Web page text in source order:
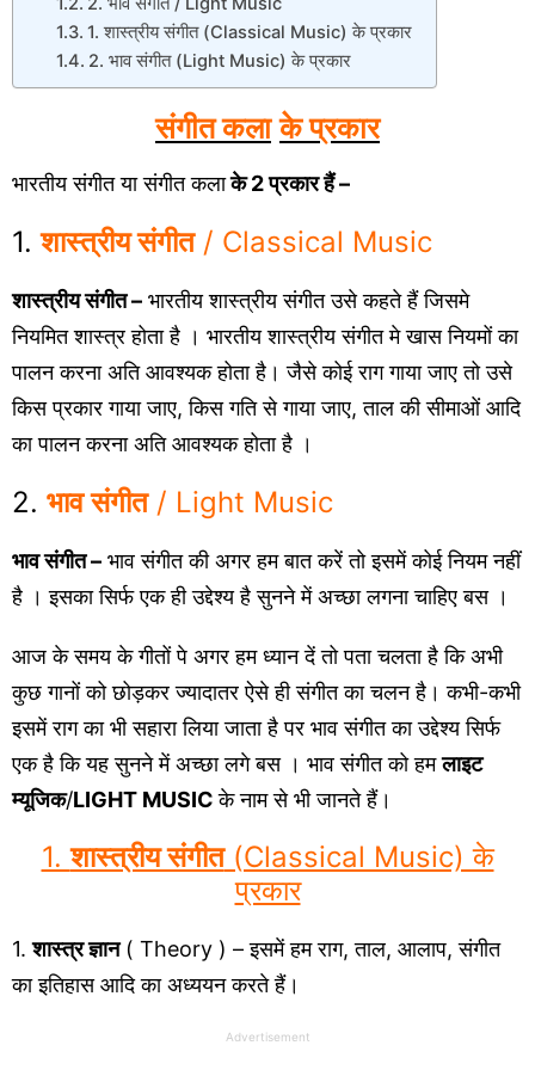
1. शास्त्रीय संगीत (Classical Music) के प्रकार
2. भाव संगीत (Light Music) के प्रकार
संगीत कला के प्रकार
भारतीय संगीत या संगीत कलाके 2 प्रकार हैं –
1.शास्त्रीय संगीत/ Classical Music
शास्त्रीय संगीत – भारतीय शास्त्रीय संगीत उसे कहते हैं जिसमे
नियमित शास्त्र होता है । भारतीय शास्त्रीय संगीत मे खास नियमों का
पालन करना अति आवश्यक होता है। जैसे कोई राग गाया जाए तो उसे
किस प्रकार गाया जाए, किस गति से गाया जाए, ताल की सीमाओं आदि
का पालन करना अति आवश्यक होता है ।
2. भाव संगीत/ Light Music
भाव संगीत – भाव संगीत की अगर हम बात करें तो इसमें कोई नियम नहीं
है । इसका सिर्फ एक ही उद्देश्य है सुनने में अच्छा लगना चाहिए बस ।
आज के समय के गीतों पे अगर हम ध्यान दें तो पता चलता है कि अभी
कुछ गानों को छोड़कर ज्यादातर ऐसे ही संगीत का चलन है। कभी-कभी
इसमें राग का भी सहारा लिया जाता है पर भाव संगीत का उद्देश्य सिर्फ
एक है कि यह सुनने में अच्छा लगे बस । भाव संगीत को हमलाइट
म्यूजिक/LIGHT MUSICके नाम से भी जानते हैं।
1.शास्त्रीय संगीत(Classical Music) के
प्रकार
1.शास्त्र ज्ञान( Theory ) – इसमें हम राग, ताल, आलाप, संगीत
का इतिहास आदि का अध्ययन करते हैं।
Advertisement